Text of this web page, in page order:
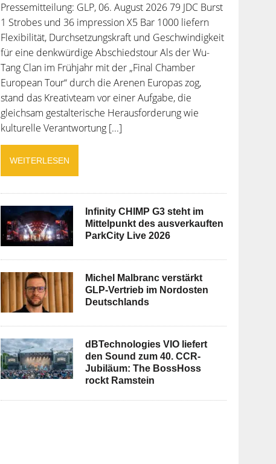
Pressemitteilung: GLP, 06. August 2026 79 JDC Burst
1 Strobes und 36 impression X5 Bar 1000 liefern
Flexibilität, Durchsetzungskraft und Geschwindigkeit
für eine denkwürdige Abschiedstour Als der Wu-
Tang Clan im Frühjahr mit der „Final Chamber
European Tour“ durch die Arenen Europas zog,
stand das Kreativteam vor einer Aufgabe, die
gleichsam gestalterische Herausforderung wie
kulturelle Verantwortung [...]
WEITERLESEN
Infinity CHIMP G3 steht im
Mittelpunkt des ausverkauften
ParkCity Live 2026
Michel Malbranc verstärkt
GLP-Vertrieb im Nordosten
Deutschlands
dBTechnologies VIO liefert
den Sound zum 40. CCR-
Jubiläum: The BossHoss
rockt Ramstein